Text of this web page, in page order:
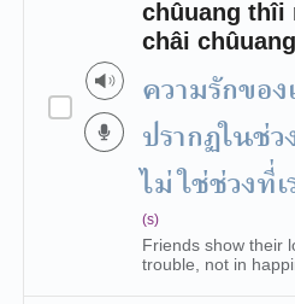
chûuang thîi
châi
ความรักขอ
ปรากฏในช่
ไม่ใช่ช่วงที่เ
(s)
Friends show their
trouble, not in